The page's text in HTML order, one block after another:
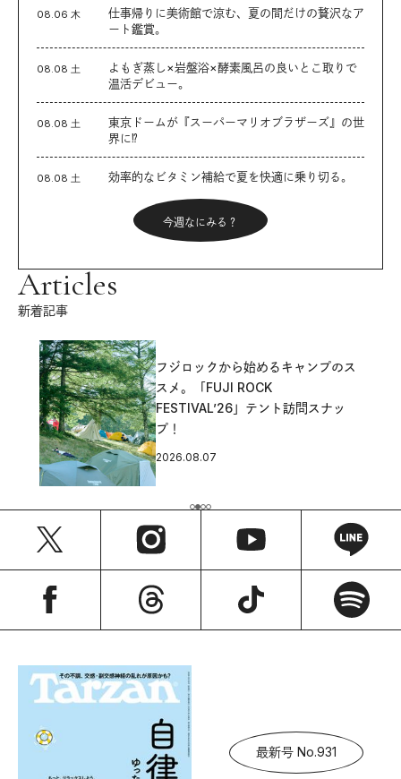
08.06 木
仕事帰りに美術館で涼む、夏の間だけの贅沢なア
ート鑑賞。
08.08 土
よもぎ蒸し×岩盤浴×酵素風呂の良いとこ取りで
温活デビュー。
08.08 土
東京ドームが『スーパーマリオブラザーズ』の世
界に⁉︎
08.08 土 効率的なビタミン補給で夏を快適に乗り切る。
今週なにみる？
Articles
新着記事
フジロックから始めるキャンプのス
スメ。「FUJI ROCK
FESTIVAL’26」テント訪問スナッ
プ！
2026.08.07
最新号 No.931